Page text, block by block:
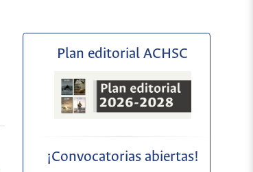
Plan editorial ACHSC
¡Convocatorias abiertas!